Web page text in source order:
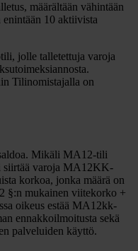
määrältään vähintään
10 aktiivista
jolle talletettuja varoja
Tilinomistajalla on
Mikäli MA12-tili
siirtää varoja MA12KK-
korkoa, jonka määrä on
§:n mukainen viitekorko +
oikeus estää MA12kk-
ennakkoilmoitusta sekä
palveluiden käyttö.